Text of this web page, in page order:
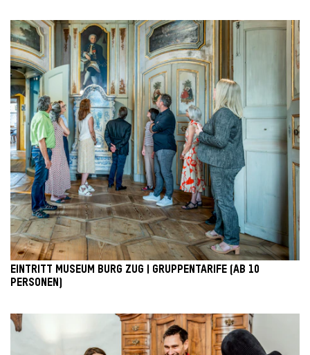
EINTRITT MUSEUM BURG ZUG | GRUPPENTARIFE (AB 10
PERSONEN)